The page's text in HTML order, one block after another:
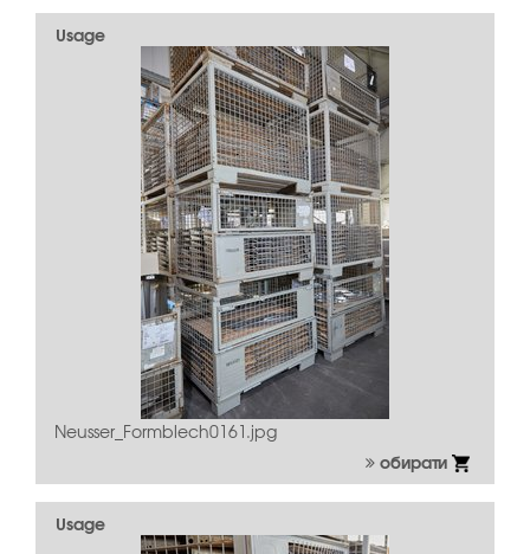
Usage
Neusser_Formblech0161.jpg
обирати
Usage